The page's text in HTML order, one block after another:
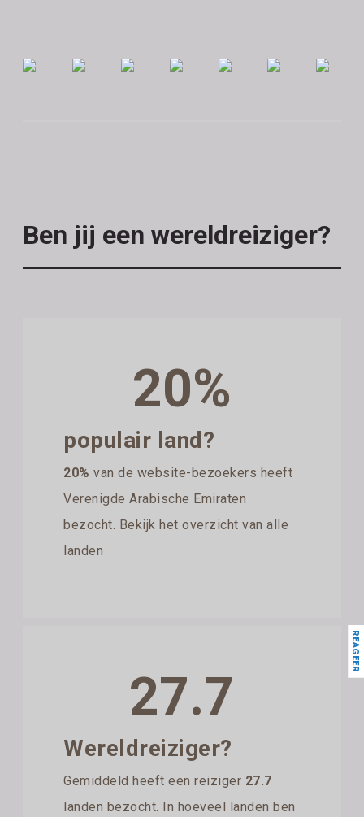
Ben jij een wereldreiziger?
20%
populair land?
20% van de website-bezoekers heeft
Verenigde Arabische Emiraten
bezocht. Bekijk het overzicht van alle
landen
27.7
Wereldreiziger?
Gemiddeld heeft een reiziger 27.7
landen bezocht. In hoeveel landen ben
REAGEER